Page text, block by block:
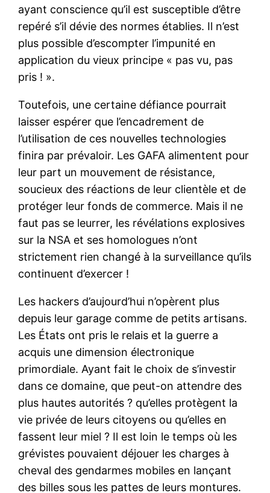
ayant conscience qu’il est susceptible d’être
repéré s’il dévie des normes établies. Il n’est
plus possible d’escompter l’impunité en
application du vieux principe « pas vu, pas
pris ! ».
Toutefois, une certaine défiance pourrait
laisser espérer que l’encadrement de
l’utilisation de ces nouvelles technologies
finira par prévaloir. Les GAFA alimentent pour
leur part un mouvement de résistance,
soucieux des réactions de leur clientèle et de
protéger leur fonds de commerce. Mais il ne
faut pas se leurrer, les révélations explosives
sur la NSA et ses homologues n’ont
strictement rien changé à la surveillance qu’ils
continuent d’exercer !
Les hackers d’aujourd’hui n’opèrent plus
depuis leur garage comme de petits artisans.
Les États ont pris le relais et la guerre a
acquis une dimension électronique
primordiale. Ayant fait le choix de s’investir
dans ce domaine, que peut-on attendre des
plus hautes autorités ? qu’elles protègent la
vie privée de leurs citoyens ou qu’elles en
fassent leur miel ? Il est loin le temps où les
grévistes pouvaient déjouer les charges à
cheval des gendarmes mobiles en lançant
des billes sous les pattes de leurs montures.